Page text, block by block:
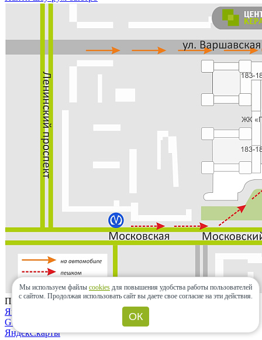
Проложить маршрут
Яндекс.карты
Google maps
Яндекс.карты
Мы используем файлы cookies для повышения удобства работы пользователей
с сайтом. Продолжая использовать сайт вы даете свое согласие на эти действия.
ОК